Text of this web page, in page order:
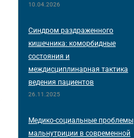
10.04.2026
Синдром раздраженного
кишечника: коморбидные
состояния и
междисциплинарная тактика
ведения пациентов
26.11.2025
Медико-социальные проблемы
мальнутриции в современной